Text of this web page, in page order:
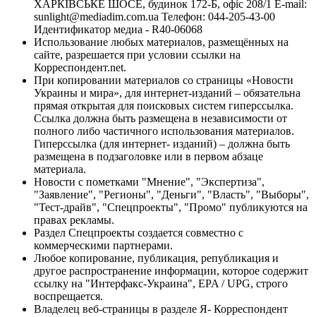
ХАРКІВСЬКЕ ШОСЕ, будинок 172-Б, офіс 208/1 E-mail:
sunlight@mediadim.com.ua Телефон: 044-205-43-00
Идентификатор медиа - R40-06068
Использование любых материалов, размещённых на
сайте, разрешается при условии ссылки на
Корреспондент.net.
При копировании материалов со страницы «Новости
Украины и мира», для интернет-изданий – обязательна
прямая открытая для поисковых систем гиперссылка.
Ссылка должна быть размещена в независимости от
полного либо частичного использования материалов.
Гиперссылка (для интернет- изданий) – должна быть
размещена в подзаголовке или в первом абзаце
материала.
Новости с пометками "Мнение", "Экспертиза",
"Заявление", "Регионы", "Деньги", "Власть", "Выборы",
"Тест-драйв", "Спецпроекты", "Промо" публикуются на
правах рекламы.
Раздел Спецпроекты создается совместно с
коммерческими партнерами.
Любое копирование, публикация, републикация и
другое распространение информации, которое содержит
ссылку на "Интерфакс-Украина", EPA / UPG, строго
воспрещается.
Владелец веб-страницы в разделе Я- Корреспондент